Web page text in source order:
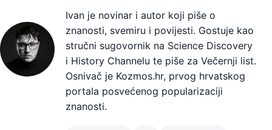
Ivan je novinar i autor koji piše o
znanosti, svemiru i povijesti. Gostuje kao
stručni sugovornik na Science Discovery
i History Channelu te piše za Večernji list.
Osnivač je Kozmos.hr, prvog hrvatskog
portala posvećenog popularizaciji
znanosti.